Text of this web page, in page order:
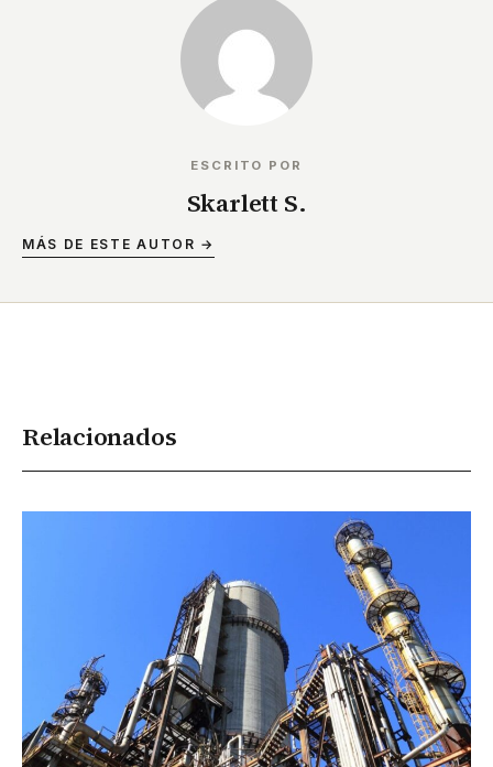
ESCRITO POR
Skarlett S.
MÁS DE ESTE AUTOR →
Relacionados